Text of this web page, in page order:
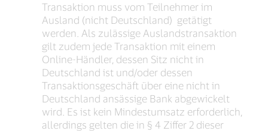
Transaktion muss vom Teilnehmer im
Ausland (nicht Deutschland) getätigt
werden. Als zulässige Auslandstransaktion
gilt zudem jede Transaktion mit einem
Online-Händler, dessen Sitz nicht in
Deutschland ist und/oder dessen
Transaktionsgeschäft über eine nicht in
Deutschland ansässige Bank abgewickelt
wird. Es ist kein Mindestumsatz erforderlich,
allerdings gelten die in § 4 Ziffer 2 dieser